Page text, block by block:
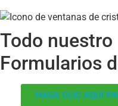
Todo nuestro
Formularios
HAGA CLIC AQUÍ